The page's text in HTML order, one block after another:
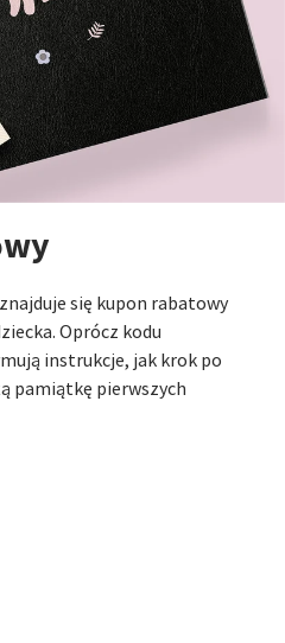
się kupon rabatowy
Oprócz kodu
instrukcje, jak krok po
pamiątkę pierwszych